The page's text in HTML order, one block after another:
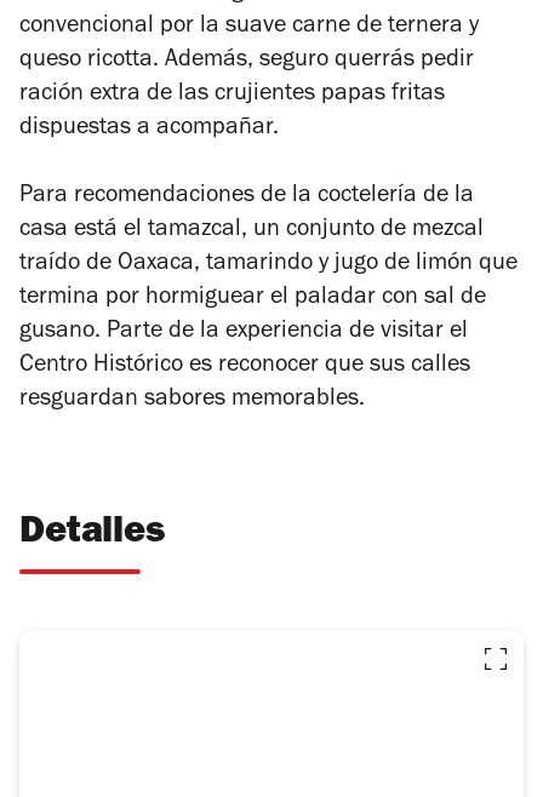
convencional por la suave carne de ternera y
queso ricotta. Además, seguro querrás pedir
ración extra de las crujientes papas fritas
dispuestas a acompañar.
Para recomendaciones de la coctelería de la
casa está el tamazcal, un conjunto de mezcal
traído de Oaxaca, tamarindo y jugo de limón que
termina por hormiguear el paladar con sal de
gusano. Parte de la experiencia de visitar el
Centro Histórico es reconocer que sus calles
resguardan sabores memorables.
Detalles